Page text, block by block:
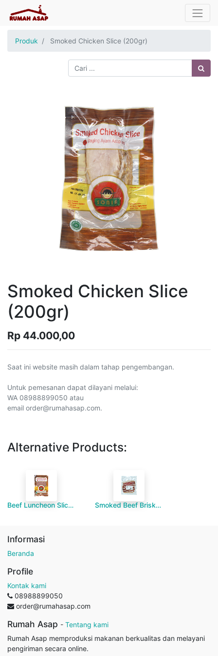
Produk Smoked Chicken Slice (200gr)
Smoked Chicken Slice
(200gr)
Rp 44.000,00
Saat ini website masih dalam tahap pengembangan.
Untuk pemesanan dapat dilayani melalui:
WA 08988899050 atau
email order@rumahasap.com.
Alternative Products:
Beef Luncheon Slice (100gr) Smoked Beef Brisket Slice (100gr)
Informasi
Beranda
Profile
Kontak kami
08988899050
order@rumahasap.com
Rumah Asap - Tentang kami
Rumah Asap memproduksi makanan berkualitas dan melayani
pengiriman secara online.